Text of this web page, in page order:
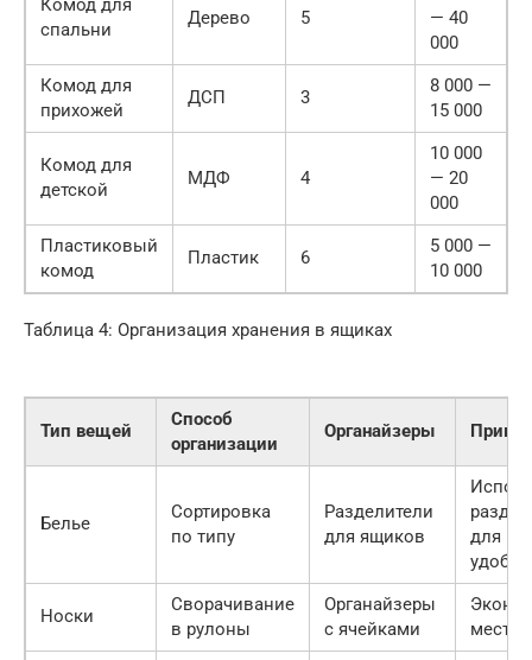
Комод для
спальни
Дерево 5
— 40
000
Комод для
прихожей
ДСП 3
8 000 —
15 000
Комод для
детской
МДФ 4
10 000
— 20
000
Пластиковый
комод
Пластик 6
5 000 —
10 000
Таблица 4: Организация хранения в ящиках
Тип вещей
Способ
организации
Органайзеры
Белье
Сортировка
по типу
Разделители
для ящиков
для
Носки
Сворачивание
в рулоны
Органайзеры
с ячейками
место